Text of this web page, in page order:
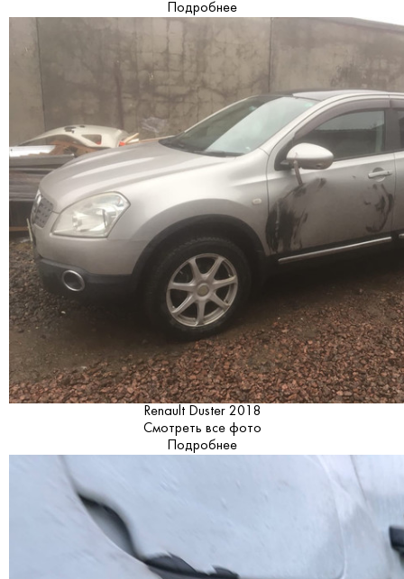
Подробнее
Renault Duster 2018
Смотреть все фото
Подробнее